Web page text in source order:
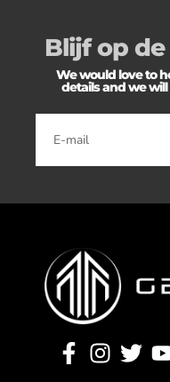
Blijf op
We would love to
details and we